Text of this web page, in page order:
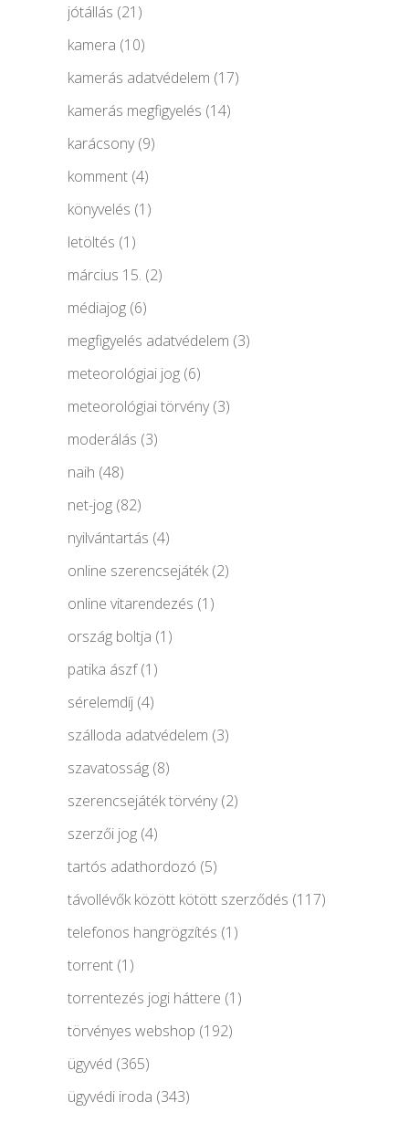
jótállás (21)
kamera (10)
kamerás adatvédelem (17)
kamerás megfigyelés (14)
karácsony(9)
komment (4)
könyvelés (1)
letöltés (1)
március 15. (2)
médiajog (6)
megfigyelés adatvédelem (3)
meteorológiai jog (6)
meteorológiai törvény(3)
moderálás (3)
naih (48)
net-jog (82)
nyilvántartás (4)
online szerencsejáték(2)
online vitarendezés (1)
ország boltja (1)
patika ászf(1)
sérelemdíj (4)
szálloda adatvédelem (3)
szavatosság (8)
szerencsejáték törvény(2)
szerzői jog (4)
tartós adathordozó (5)
távollévők között kötött szerződés (117)
telefonos hangrögzítés (1)
torrent (1)
torrentezés jogi háttere (1)
törvényes webshop (192)
ügyvéd (365)
ügyvédi iroda (343)